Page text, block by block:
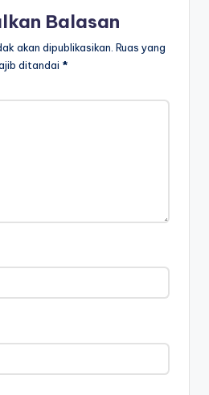
Balasan
akan dipublikasikan. Ruas yang
ditandai *